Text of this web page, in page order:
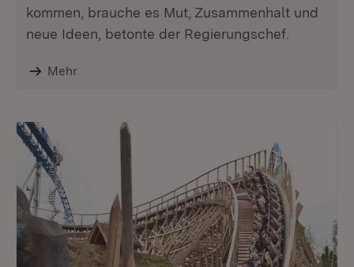
kommen, brauche es Mut, Zusammenhalt und
neue Ideen, betonte der Regierungschef.
Mehr